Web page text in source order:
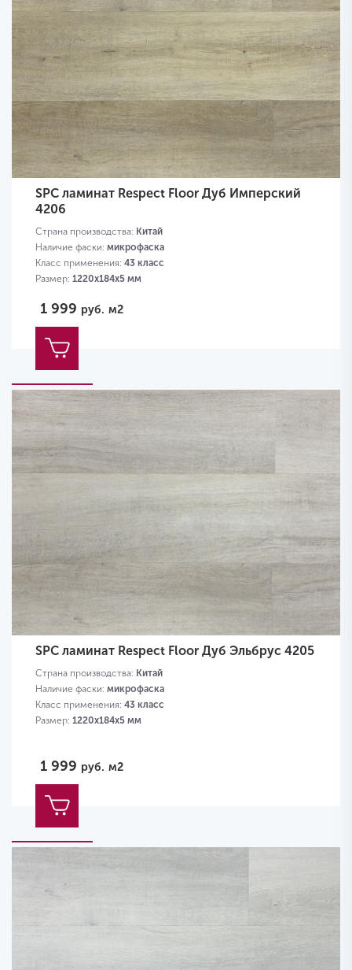
SPC ламинат Respect Floor Дуб Имперский
4206
Страна производства: Китай
Наличие фаски: микрофаска
Класс применения: 43 класс
Размер: 1220х184х5 мм
1 999 руб. м2
SPC ламинат Respect Floor Дуб Эльбрус 4205
Страна производства: Китай
Наличие фаски: микрофаска
Класс применения: 43 класс
Размер: 1220х184х5 мм
1 999 руб. м2